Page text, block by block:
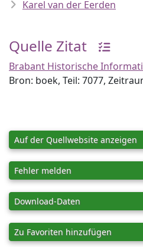
Karel van der Eerden
Quelle Zitat
Brabant Historische
Bron: boek, Teil: 7077,
Auf der Quellwebsite anzeigen
Fehler melden
Download-Daten
Zu Favoriten hinzufügen